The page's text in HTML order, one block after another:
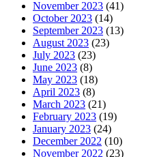
November 2023 (41)
October 2023 (14)
September 2023 (13)
August 2023 (23)
July 2023 (23)
June 2023 (8)
May 2023 (18)
April 2023 (8)
March 2023 (21)
February 2023 (19)
January 2023 (24)
December 2022 (10)
November 2022 (23)